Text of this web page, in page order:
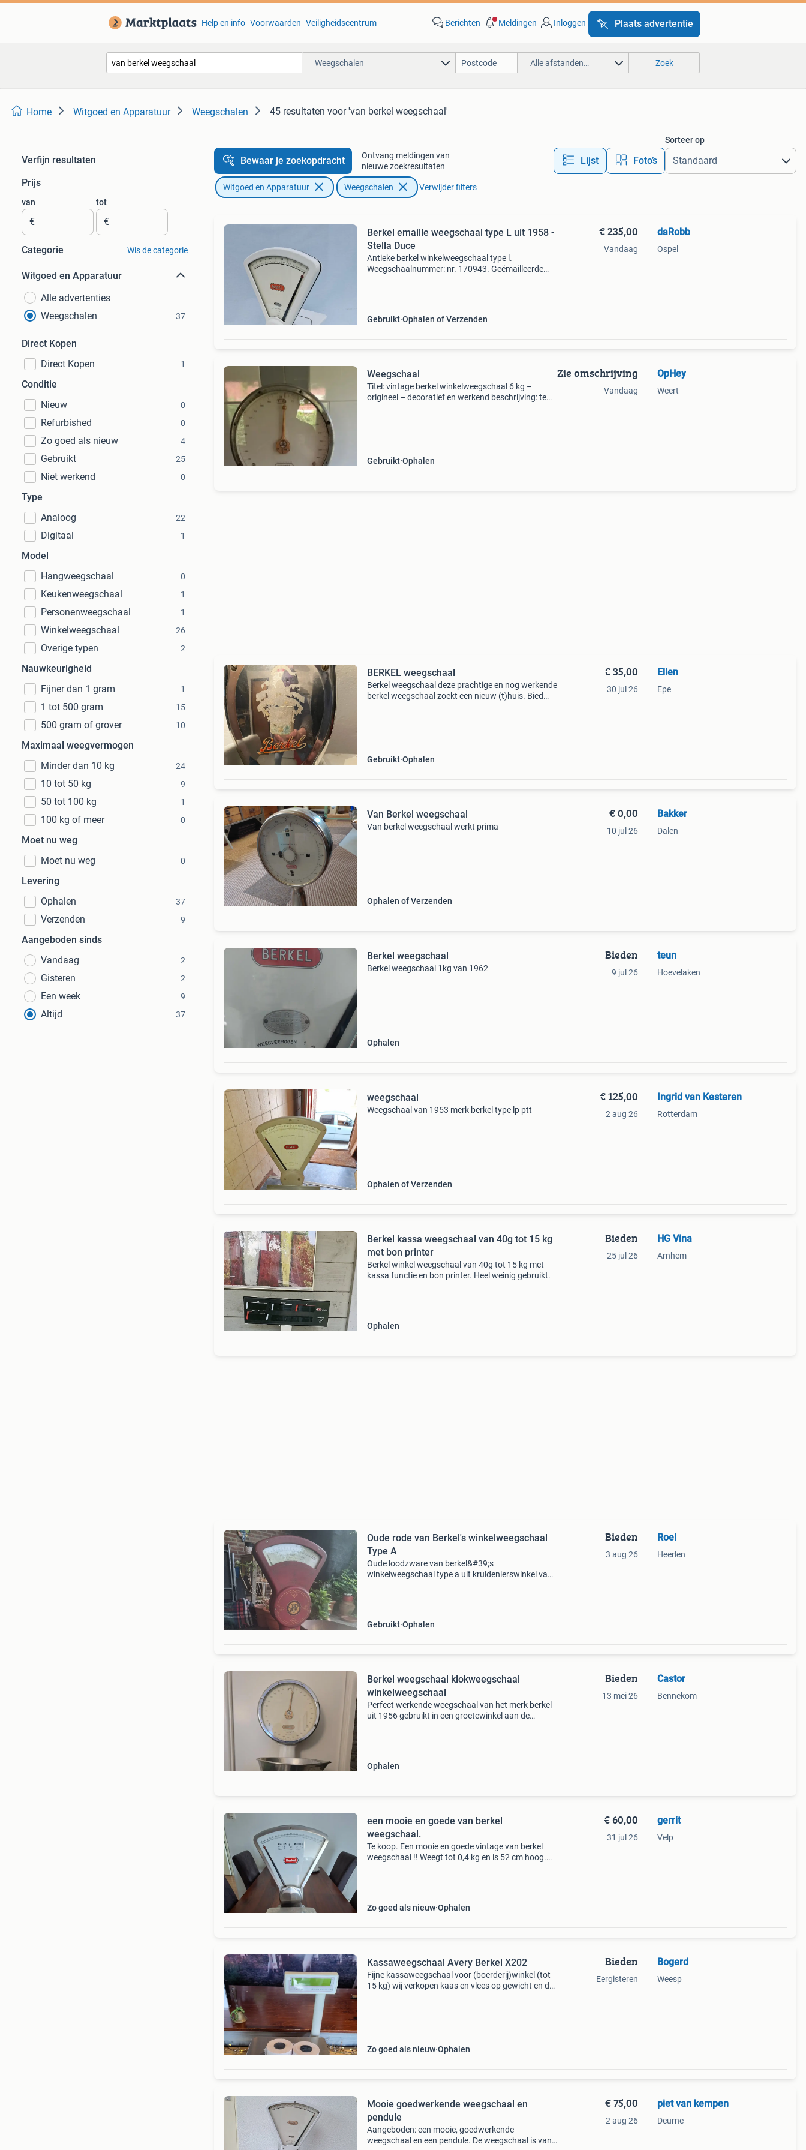
Help en info Voorwaarden Veiligheidscentrum Berichten Meldingen Inloggen Plaats advertentie
Weegschalen Alle afstanden… Zoek
Home Witgoed en Apparatuur Weegschalen 45 resultaten voor 'van berkel weegschaal'
Verfijn resultaten
Prijs
van
€
tot
€
Categorie Wis de categorie
Witgoed en Apparatuur
Alle advertenties
Weegschalen
37
Direct Kopen
Direct Kopen
1
Conditie
Nieuw
0
Refurbished 0
Zo goed als nieuw 4
Gebruikt 25
Niet werkend 0
Type
Analoog
22
Digitaal 1
Model
Hangweegschaal
0
Keukenweegschaal 1
Personenweegschaal 1
Winkelweegschaal 26
Overige typen 2
Nauwkeurigheid
Fijner dan 1 gram
1
1 tot 500 gram 15
500 gram of grover 10
Maximaal weegvermogen
Minder dan 10 kg
24
10 tot 50 kg 9
50 tot 100 kg 1
100 kg of meer 0
Moet nu weg
Moet nu weg
0
Levering
Ophalen
37
Verzenden 9
Aangeboden sinds
Vandaag
2
Gisteren 2
Een week 9
Altijd 37
Bewaar je zoekopdracht
Ontvang meldingen van
nieuwe zoekresultaten
Lijst Foto’s
Sorteer op
Witgoed en Apparatuur Weegschalen Verwijder filters
Berkel emaille weegschaal type L uit 1958 -
Stella Duce
Antieke berkel winkelweegschaal type l.
Weegschaalnummer: nr. 170943. Geëmailleerde
Gebruikt Ophalen of Verzenden
€ 235,00
Vandaag
daRobb
Ospel
Weegschaal
Titel: vintage berkel winkelweegschaal 6 kg –
origineel – decoratief en werkend beschrijving: te
Gebruikt Ophalen
Zie omschrijving
Vandaag
OpHey
Weert
BERKEL weegschaal
Berkel weegschaal deze prachtige en nog werkende
berkel weegschaal zoekt een nieuw (t)huis. Bied
Gebruikt Ophalen
€ 35,00
30 jul 26
Ellen
Epe
Van Berkel weegschaal
Van berkel weegschaal werkt prima
Ophalen of Verzenden
€ 0,00
10 jul 26
Bakker
Dalen
Berkel weegschaal
Berkel weegschaal 1kg van 1962
Ophalen
Bieden
9 jul 26
teun
Hoevelaken
weegschaal
Weegschaal van 1953 merk berkel type lp ptt
Ophalen of Verzenden
€ 125,00
2 aug 26
Ingrid van Kesteren
Rotterdam
Berkel kassa weegschaal van 40g tot 15 kg
met bon printer
Berkel winkel weegschaal van 40g tot 15 kg met
kassa functie en bon printer. Heel weinig gebruikt.
Ophalen
Bieden
25 jul 26
HG Vina
Arnhem
Oude rode van Berkel's winkelweegschaal
Type A
Oude loodzware van berkel&#39;s
winkelweegschaal type a uit kruidenierswinkel van
Gebruikt Ophalen
Bieden
3 aug 26
Roel
Heerlen
Berkel weegschaal klokweegschaal
winkelweegschaal
Perfect werkende weegschaal van het merk berkel
uit 1956 gebruikt in een groetewinkel aan de
Ophalen
Bieden
13 mei 26
Castor
Bennekom
een mooie en goede van berkel
weegschaal.
Te koop. Een mooie en goede vintage van berkel
weegschaal !! Weegt tot 0,4 kg en is 52 cm hoog.
Zo goed als nieuw Ophalen
€ 60,00
31 jul 26
gerrit
Velp
Kassaweegschaal Avery Berkel X202
Fijne kassaweegschaal voor (boerderij)winkel (tot
15 kg) wij verkopen kaas en vlees op gewicht en dat
Zo goed als nieuw Ophalen
Bieden
Eergisteren
Bogerd
Weesp
Mooie goedwerkende weegschaal en
pendule
Aangeboden: een mooie, goedwerkende
weegschaal en een pendule. De weegschaal is van
€ 75,00
2 aug 26
piet van kempen
Deurne